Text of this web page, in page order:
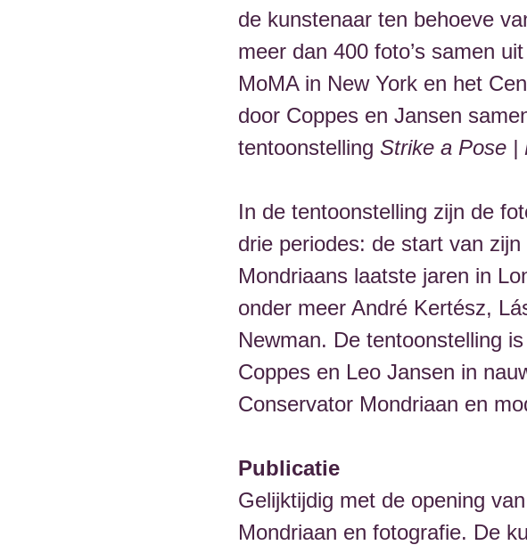
de kunstenaar ten behoeve
meer dan 400 foto’s samen
MoMA in New York en het
door Coppes en Jansen
tentoonstelling Strike a Pose |
In de tentoonstelling zijn de
drie periodes: de start van
Mondriaans laatste jaren in
onder meer André Kertész,
Newman. De tentoonstelling
Coppes en Leo Jansen in
Conservator Mondriaan en
Publicatie
Gelijktijdig met de opening
Mondriaan en fotografie. De